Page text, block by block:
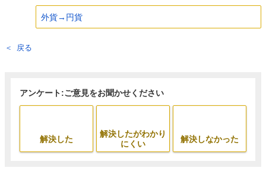
外貨→円貨
戻る
アンケート:ご意見をお聞かせください
解決した
解決したがわかり
にくい
解決しなかった